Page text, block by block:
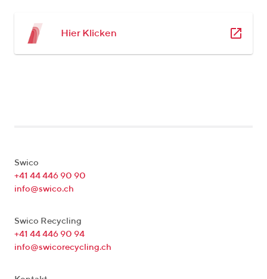
Hier Klicken
Swico
+41 44 446 90 90
info@swico.ch
Swico Recycling
+41 44 446 90 94
info@swicorecycling.ch